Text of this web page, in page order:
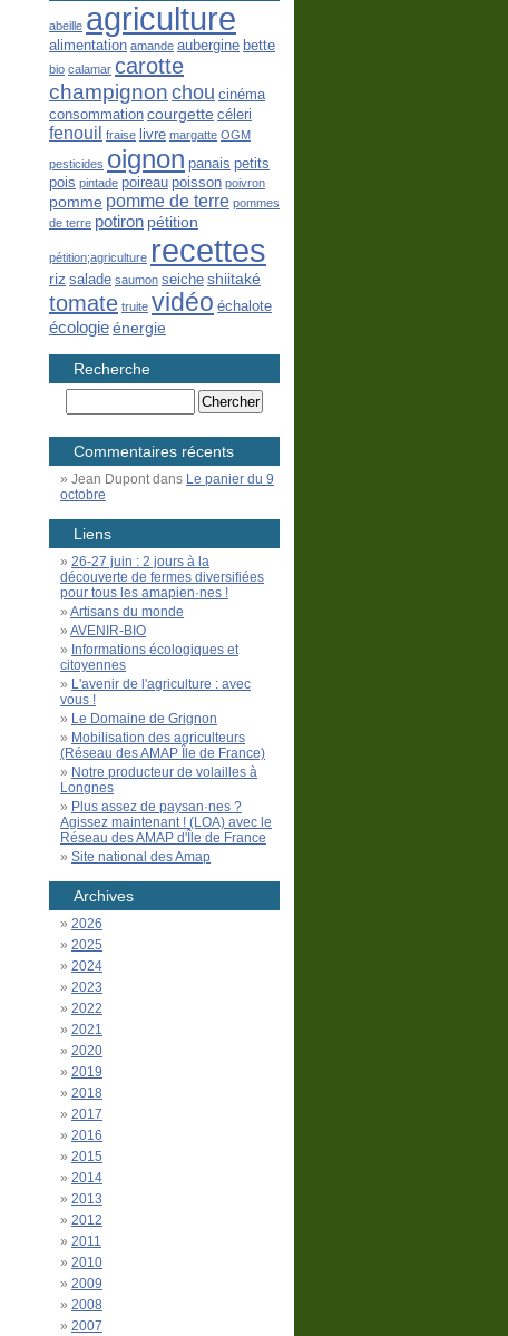
abeille agriculture
alimentation amande aubergine bette
bio calamar carotte
champignon chou cinéma
consommation courgette céleri
fenouil fraise livre margatte OGM
pesticides oignon panais petits
pois pintade poireau poisson poivron
pomme pomme de terre pommes
de terre potiron pétition
pétition;agriculture recettes
riz salade saumon seiche shiitaké
tomate truite vidéo échalote
écologieénergie
Recherche
Commentaires récents
Jean Dupontdans Le panier du 9
octobre
Liens
26-27 juin : 2 jours à la
découverte de fermes diversifiées
pour tous les amapien·nes !
Artisans du monde
AVENIR-BIO
Informations écologiques et
citoyennes
L'avenir de l'agriculture : avec
vous !
Le Domaine de Grignon
Mobilisation des agriculteurs
(Réseau des AMAP Île de France)
Notre producteur de volailles à
Longnes
Plus assez de paysan·nes ?
Agissez maintenant ! (LOA) avec le
Réseau des AMAP d'Île de France
Site national des Amap
Archives
2026
2025
2024
2023
2022
2021
2020
2019
2018
2017
2016
2015
2014
2013
2012
2011
2010
2009
2008
2007